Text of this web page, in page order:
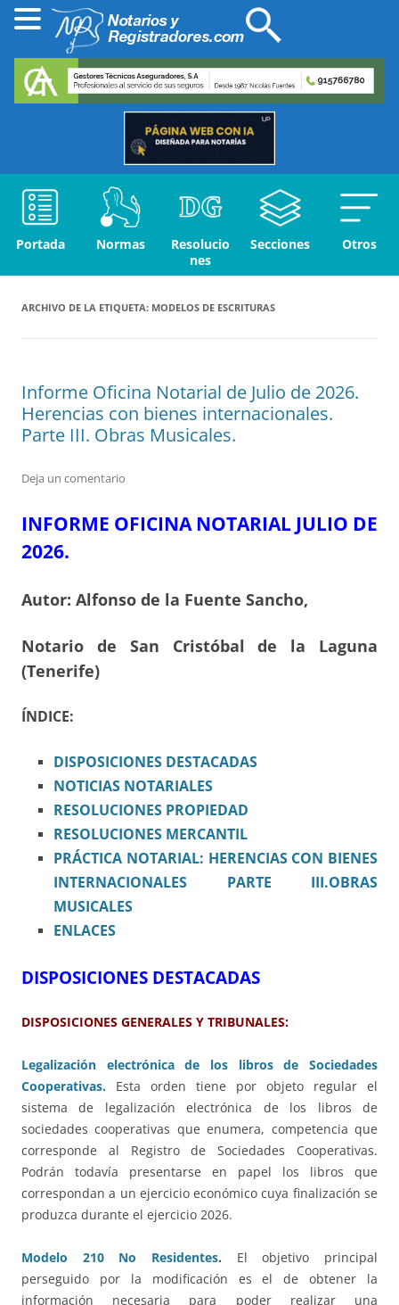
Portada Normas
Resolucio
nes
Secciones Otros
ARCHIVO DE LA ETIQUETA: MODELOS DE ESCRITURAS
Informe Oficina Notarial de Julio de 2026.
Herencias con bienes internacionales.
Parte III. Obras Musicales.
Deja un comentario
INFORME OFICINA NOTARIAL JULIO DE
2026.
Autor: Alfonso de la Fuente Sancho,
Notario de San Cristóbal de la Laguna
(Tenerife)
ÍNDICE:
DISPOSICIONES DESTACADAS
NOTICIAS NOTARIALES
RESOLUCIONES PROPIEDAD
RESOLUCIONES MERCANTIL
PRÁCTICA NOTARIAL: HERENCIAS CON BIENES
INTERNACIONALES PARTE III.OBRAS
MUSICALES
ENLACES
DISPOSICIONES DESTACADAS
DISPOSICIONES GENERALES Y TRIBUNALES:
Legalización electrónica de los libros de Sociedades
Cooperativas. Esta orden tiene por objeto regular el
sistema de legalización electrónica de los libros de
sociedades cooperativas que enumera, competencia que
corresponde al Registro de Sociedades Cooperativas.
Podrán todavía presentarse en papel los libros que
correspondan a un ejercicio económico cuya finalización se
produzca durante el ejercicio 2026.
Modelo 210 No Residentes. El objetivo principal
perseguido por la modificación es el de obtener la
información necesaria para poder realizar una